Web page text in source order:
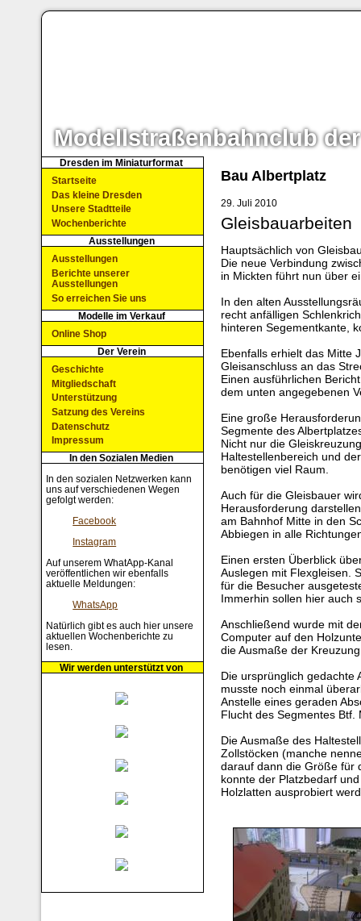
Modellstraßenbahnclub der
Bau Albertplatz
29. Juli 2010
Gleisbauarbeiten
Hauptsächlich von
Die neue Verbindung
in Mickten führt nun über
In den alten
recht anfälligen
hinteren Segementkante,
Ebenfalls erhielt das Mitte
Gleisanschluss an das
Einen ausführlichen
dem unten angegebenen
Eine große
Segmente des
Nicht nur die
Haltestellenbereich und
benötigen viel Raum.
Auch für die Gleisbauer
Herausforderung
am Bahnhof Mitte in den
Abbiegen in alle
Einen ersten Überblick
Auslegen mit Flexgleisen.
für die Besucher
Immerhin sollen hier auch
Anschließend wurde mit
Computer auf den
die Ausmaße der
Die ursprünglich gedachte
musste noch einmal
Anstelle eines geraden
Flucht des Segmentes Btf.
Die Ausmaße des
Zollstöcken (manche
darauf dann die Größe für
konnte der Platzbedarf
Holzlatten ausprobiert
Dresden im Miniaturformat
Startseite
Das kleine Dresden
Unsere Stadtteile
Wochenberichte
Ausstellungen
Ausstellungen
Berichte unserer
Ausstellungen
So erreichen Sie uns
Modelle im Verkauf
Online Shop
Der Verein
Geschichte
Mitgliedschaft
Unterstützung
Satzung des Vereins
Datenschutz
Impressum
In den Sozialen Medien
In den sozialen Netzwerken kann
uns auf verschiedenen Wegen
gefolgt werden:
Facebook
Instagram
Auf unserem WhatApp-Kanal
veröffentlichen wir ebenfalls
aktuelle Meldungen:
WhatsApp
Natürlich gibt es auch hier unsere
aktuellen Wochenberichte zu
lesen.
Wir werden unterstützt von